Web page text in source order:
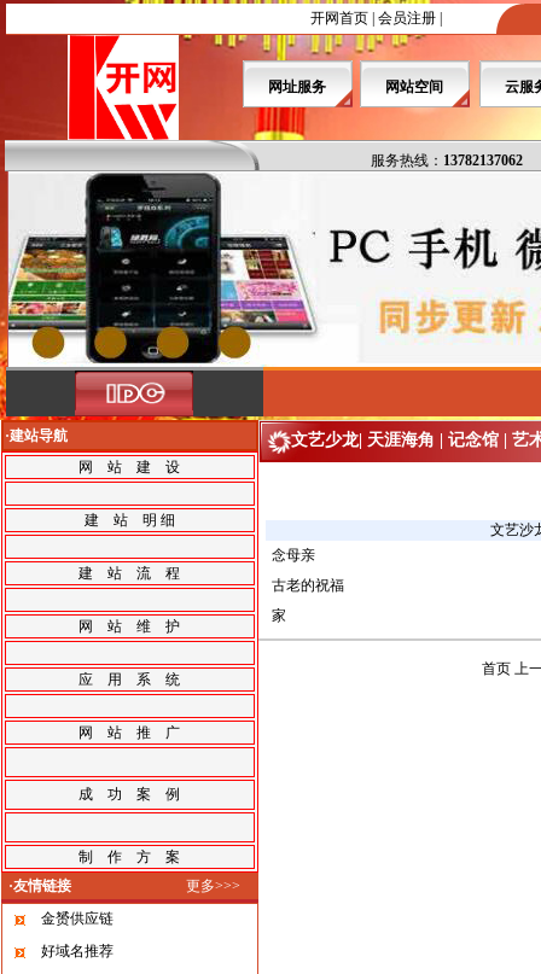
开网首页 会员注册
网址服务 网站空间 云服
服务热线： 13782137062
·建站导航
网 站 建 设
建 站 明 细
建 站 流 程
网 站 维 护
应 用 系 统
网 站 推 广
成 功 案 例
制 作 方 案
·友情链接
更多>>>
金赟供应链
好域名推荐
文艺少龙| 天涯海角 记念馆 艺
文艺沙
念母亲
古老的祝福
家
首页 上